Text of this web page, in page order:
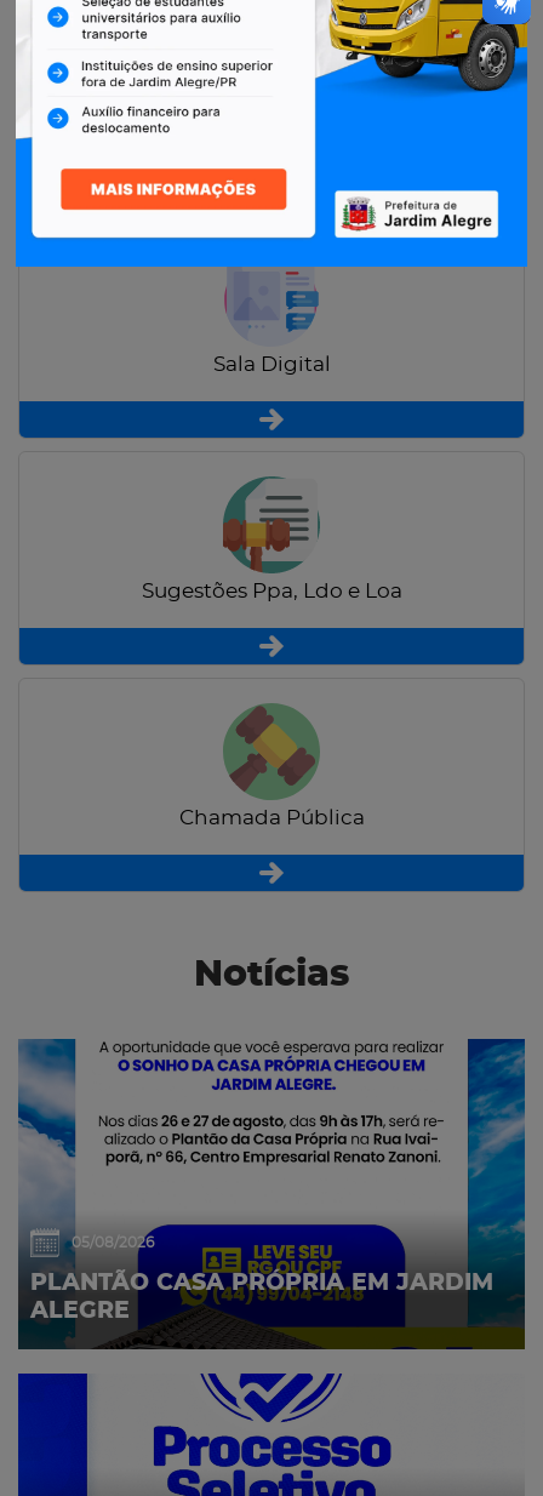
Restituição de Contribuintes
Sala Digital
Sugestões Ppa, Ldo e Loa
Chamada Pública
Notícias
05/08/2026
PLANTÃO CASA PRÓPRIA EM JARDIM
ALEGRE